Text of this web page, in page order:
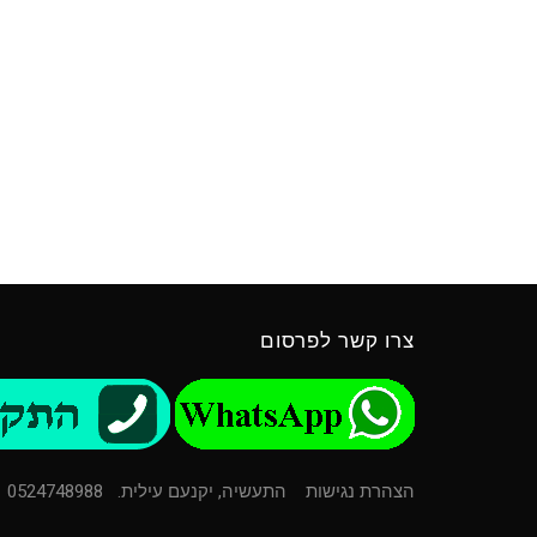
צרו קשר לפרסום
הצהרת נגישות התעשיה, יקנעם עילית. 0524748988